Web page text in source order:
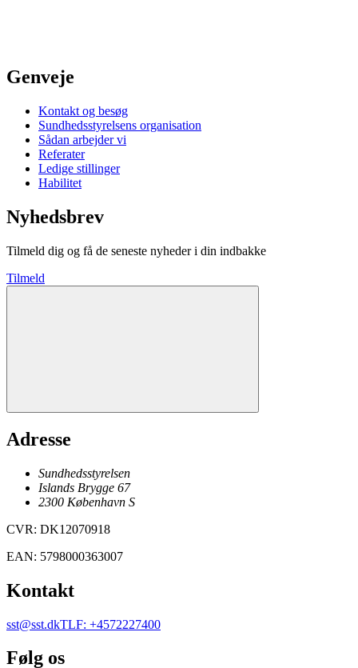
Genveje
Kontakt og besøg
Sundhedsstyrelsens organisation
Sådan arbejder vi
Referater
Ledige stillinger
Habilitet
Nyhedsbrev
Tilmeld dig og få de seneste nyheder i din indbakke
Tilmeld
Adresse
Sundhedsstyrelsen
Islands Brygge 67
2300 København S
CVR: DK12070918
EAN: 5798000363007
Kontakt
sst@sst.dkTLF: +4572227400
Følg os